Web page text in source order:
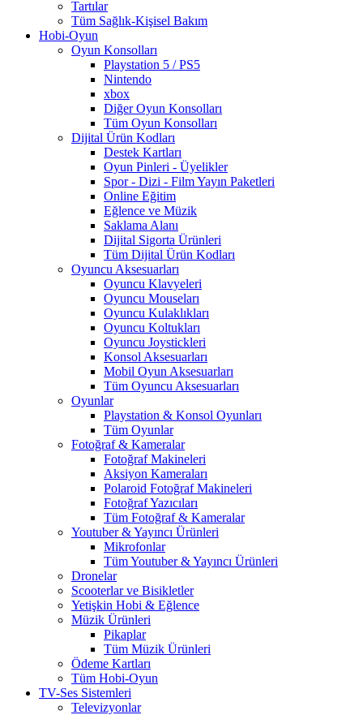
Tartılar
Tüm Sağlık-Kişisel Bakım
Hobi-Oyun
Oyun Konsolları
Playstation 5 / PS5
Nintendo
xbox
Diğer Oyun Konsolları
Tüm Oyun Konsolları
Dijital Ürün Kodları
Destek Kartları
Oyun Pinleri - Üyelikler
Spor - Dizi - Film Yayın Paketleri
Online Eğitim
Eğlence ve Müzik
Saklama Alanı
Dijital Sigorta Ürünleri
Tüm Dijital Ürün Kodları
Oyuncu Aksesuarları
Oyuncu Klavyeleri
Oyuncu Mouseları
Oyuncu Kulaklıkları
Oyuncu Koltukları
Oyuncu Joystickleri
Konsol Aksesuarları
Mobil Oyun Aksesuarları
Tüm Oyuncu Aksesuarları
Oyunlar
Playstation & Konsol Oyunları
Tüm Oyunlar
Fotoğraf & Kameralar
Fotoğraf Makineleri
Aksiyon Kameraları
Polaroid Fotoğraf Makineleri
Fotoğraf Yazıcıları
Tüm Fotoğraf & Kameralar
Youtuber & Yayıncı Ürünleri
Mikrofonlar
Tüm Youtuber & Yayıncı Ürünleri
Dronelar
Scooterlar ve Bisikletler
Yetişkin Hobi & Eğlence
Müzik Ürünleri
Pikaplar
Tüm Müzik Ürünleri
Ödeme Kartları
Tüm Hobi-Oyun
TV-Ses Sistemleri
Televizyonlar